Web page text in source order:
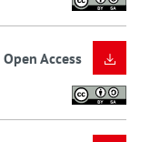
Open Access